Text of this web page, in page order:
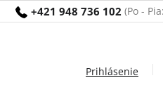
+421 948 736 102